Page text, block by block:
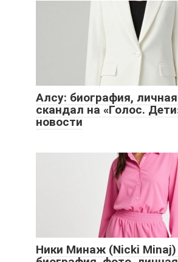
Алсу: биография,
скандал на «Голос.
новости
Ники Минаж (Nicki Minaj)